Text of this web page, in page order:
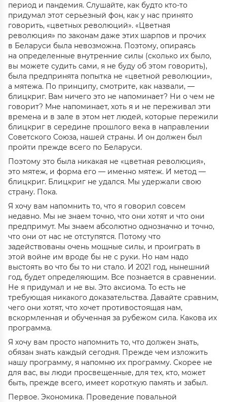
период и пандемия. Слушайте, как будто кто-то
придумал этот серьезный фон, как у нас принято
говорить, «цветных революций». «Цветная
революция» по законам даже этих шарпов и прочих
в Беларуси была невозможна. Поэтому, опираясь
на определенные внутренние силы (сколько их было,
вы можете судить сами, я не буду об этом говорить),
была предпринята попытка не «цветной революции»,
а мятежа. По принципу, смотрите, как назвали, —
блицкриг. Вам ничего это не напоминает? Ни о чем не
говорит? Мне напоминает, хоть я и не переживал эти
времена и в зале в этом нет людей, которые пережили
блицкриг в середине прошлого века в направлении
Советского Союза, нашей страны. И он должен был
пройти прежде всего по Беларуси.
Поэтому это была никакая не «цветная революция»,
это мятеж, и форма его — именно мятеж. И метод —
блицкриг. Блицкриг не удался. Мы удержали свою
страну. Пока.
Я хочу вам напомнить то, что я говорил совсем
недавно. Мы не знаем точно, что они хотят и что они
предпримут. Мы знаем абсолютно однозначно и точно,
что они от нас не отступятся. Потому что
задействованы очень мощные силы, и проиграть в
этой войне им вроде бы не с руки. Но нам надо
выстоять во что бы то ни стало. И 2021 год, нынешний
год, будет определяющим. Все познается в сравнении.
Не я придумал и не вы. Это аксиома. То есть не
требующая никакого доказательства. Давайте сравним,
чего они хотят, что хочет противостоящая нам,
вскормленная и обученная за рубежом сила. Какова их
программа.
Я хочу вам просто напомнить то, что должен знать,
обязан знать каждый сегодня. Прежде чем изложить
нашу программу, я напомню их программу. Скорее не
для вас, вы люди просвещенные, для тех, кто, может
быть, прежде всего, имеет короткую память и забыл.
Первое. Экономика. Проведение повальной